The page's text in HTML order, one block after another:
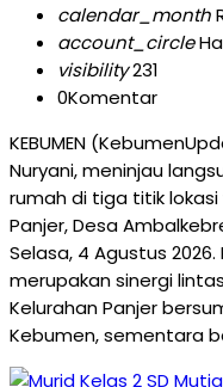
calendar_month
account_circle
visibility231
0Komentar
KEBUMEN
Nuryani, meninjau
rumah di tiga titik
Panjer, Desa
Selasa, 4 Agustus
merupakan sinergi
Kelurahan Panjer
Kebumen, sementara